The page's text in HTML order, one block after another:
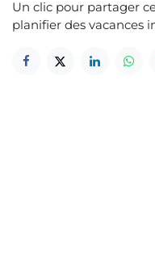
Un clic pour partager
planifier des vacances